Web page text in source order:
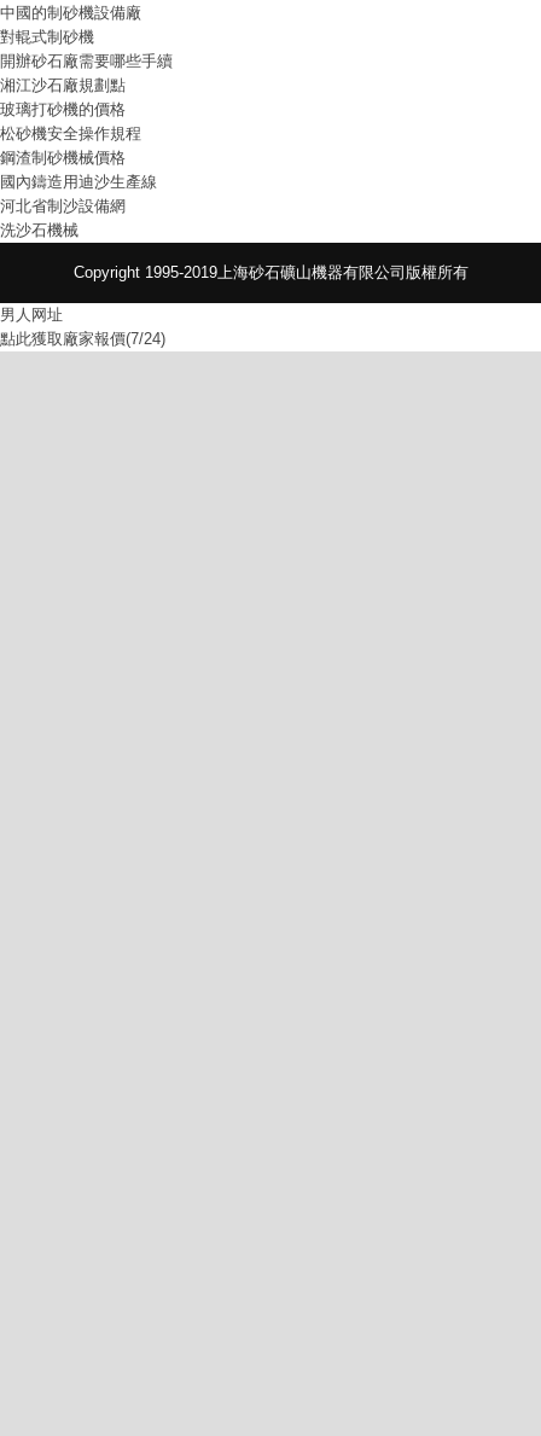
中國的制砂機設備廠
對輥式制砂機
開辦砂石廠需要哪些手續
湘江沙石廠規劃點
玻璃打砂機的價格
松砂機安全操作規程
鋼渣制砂機械價格
國內鑄造用迪沙生產線
河北省制沙設備網
洗沙石機械
Copyright 1995-2019上海砂石礦山機器有限公司版權所有
男人网址
點此獲取廠家報價(7/24)